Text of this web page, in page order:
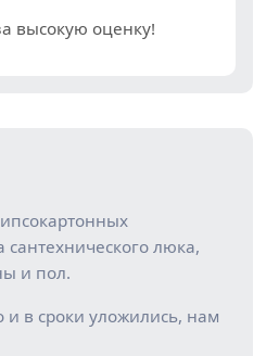
высокую оценку!
сантехнического люка,
и пол.
и в сроки уложились, нам